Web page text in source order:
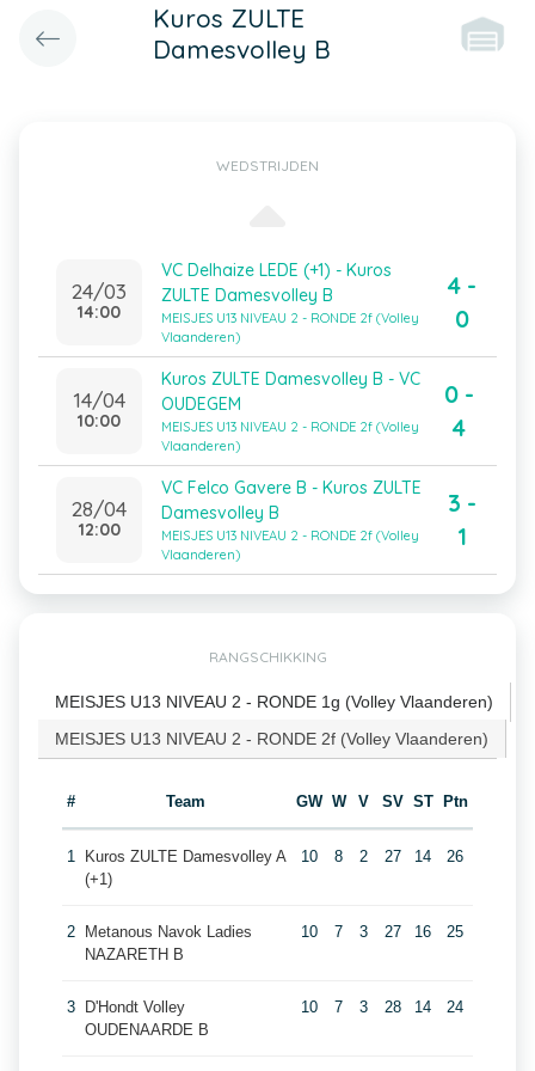
Kuros ZULTE
Damesvolley B
WEDSTRIJDEN
24/03
14:00
VC Delhaize LEDE (+1) - Kuros
ZULTE Damesvolley B
MEISJES U13 NIVEAU 2 - RONDE 2f (Volley
Vlaanderen)
4 -
0
14/04
10:00
Kuros ZULTE Damesvolley B - VC
OUDEGEM
MEISJES U13 NIVEAU 2 - RONDE 2f (Volley
Vlaanderen)
0 -
4
28/04
12:00
VC Felco Gavere B - Kuros ZULTE
Damesvolley B
MEISJES U13 NIVEAU 2 - RONDE 2f (Volley
Vlaanderen)
3 -
1
RANGSCHIKKING
MEISJES U13 NIVEAU 2 - RONDE 1g (Volley Vlaanderen)
MEISJES U13 NIVEAU 2 - RONDE 2f (Volley Vlaanderen)
# Team GW W V SV ST Ptn
1
Kuros ZULTE Damesvolley A
(+1)
10 8 2 27 14 26
2
Metanous Navok Ladies
NAZARETH B
10 7 3 27 16 25
3
D'Hondt Volley
OUDENAARDE B
10 7 3 28 14 24